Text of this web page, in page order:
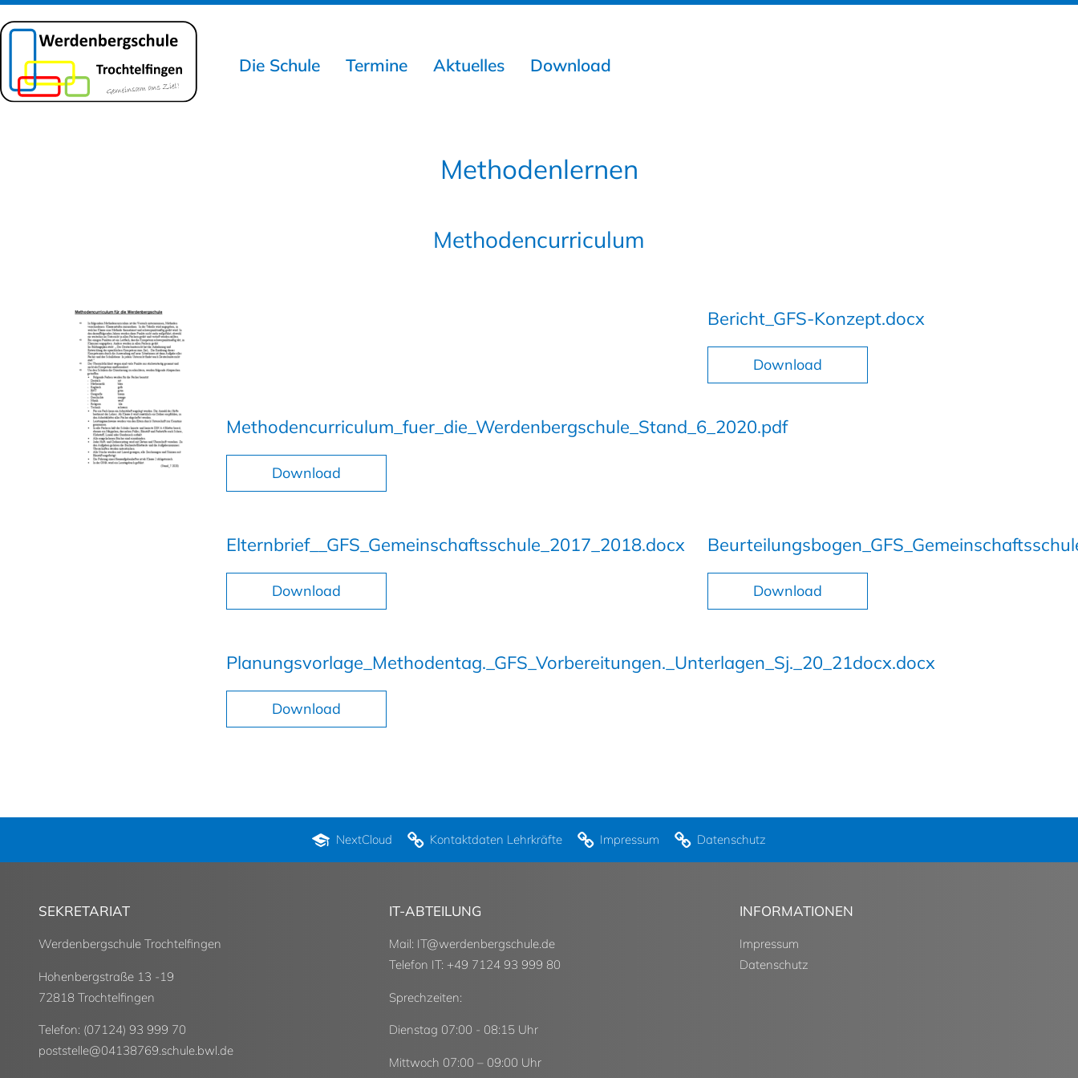
Die Schule Termine Aktuelles Download
Methodenlernen
Methodencurriculum
Methodencurriculum_fuer_die_Werdenbergschule_Stand_6_2020.pdf
Download
Bericht_GFS-Konzept.docx
Download
Elternbrief__GFS_Gemeinschaftsschule_2017_2018.docx
Download Download
Planungsvorlage_Methodentag._GFS_Vorbereitungen._Unterlagen_Sj._20_21docx.docx
Download
NextCloud Kontaktdaten Lehrkräfte Impressum Datenschutz
SEKRETARIAT
Werdenbergschule Trochtelfingen
Hohenbergstraße 13 -19
72818 Trochtelfingen
Telefon: (07124) 93 999 70
poststelle@04138769.schule.bwl.de
IT-ABTEILUNG
Mail: IT@werdenbergschule.de
Telefon IT: +49 7124 93 999 80
Sprechzeiten:
Dienstag 07:00 - 08:15 Uhr
Mittwoch 07:00 – 09:00 Uhr
INFORMATIONEN
Impressum
Datenschutz